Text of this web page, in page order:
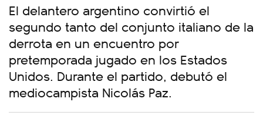
El delantero argentino convirtió el
segundo tanto del conjunto italiano de la
derrota en un encuentro por
pretemporada jugado en los Estados
Unidos. Durante el partido, debutó el
mediocampista Nicolás Paz.